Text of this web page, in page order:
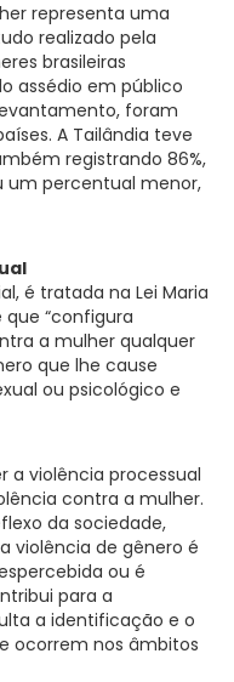
representa uma
realizado pela
brasileiras
assédio em público
foram
A Tailândia teve
registrando 86%,
um percentual menor,
é tratada na Lei Maria
que “configura
a mulher qualquer
que lhe cause
ou psicológico e
a violência processual
contra a mulher.
da sociedade,
violência de gênero é
ou é
para a
a identificação e o
ocorrem nos âmbitos